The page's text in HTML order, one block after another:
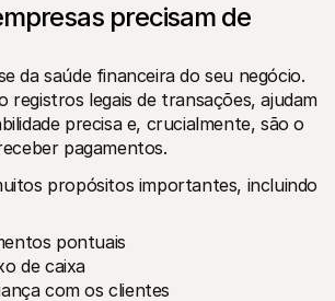
-
a Mollie está no seu extrato bancário
equipa de apoio ao cliente
de vendas
ajudar o seu negócio
precisam de
da saúde financeira do seu negócio.
registros legais de transações, ajudam
precisa e, crucialmente, são o
pagamentos.
propósitos importantes, incluindo
pontuais
de caixa
com os clientes